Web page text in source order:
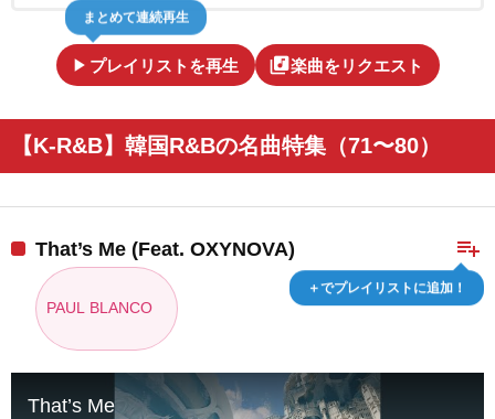
play_arrow プレイリストを再生
まとめて連続再生
library_music楽曲をリクエスト
【K-R&B】韓国R&Bの名曲特集（71〜80）
playlist_add
＋でプレイリストに追加！
That’s Me (Feat. OXYNOVA)
PAUL BLANCO
That’s Me